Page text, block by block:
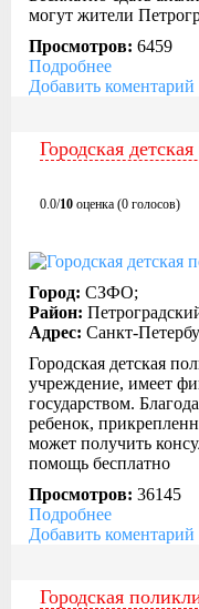
могут жители
Просмотров: 6459
Подробнее
Добавить коментарий
Городская
0.0/10 оценка (0 голосов)
Город: СЗФО;
Район:
Адрес: Санкт-
Городская детская
учреждение, имеет
государством.
ребенок,
может получить
помощь бесплатно
Просмотров: 36145
Подробнее
Добавить коментарий
Городская